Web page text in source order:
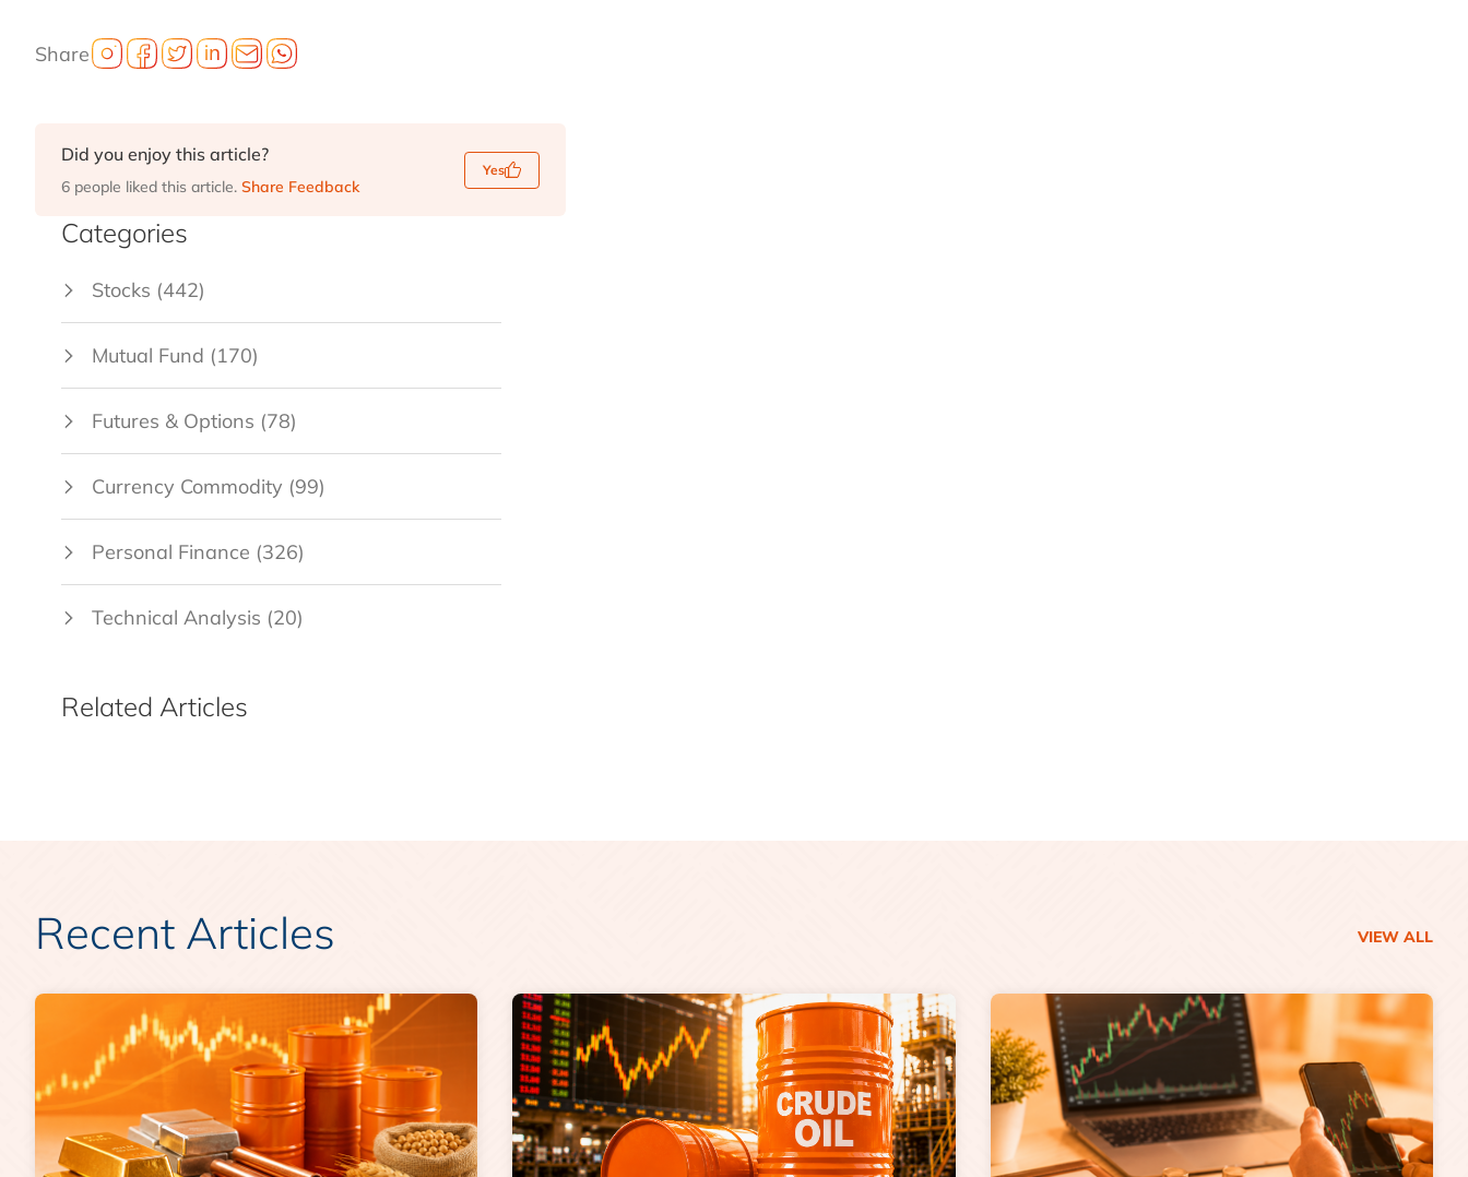
Share
Did you enjoy this article?
6 people liked this article. Share Feedback
Yes
Categories
Stocks (442)
Mutual Fund (170)
Futures & Options (78)
Currency Commodity (99)
Personal Finance (326)
Technical Analysis (20)
Related Articles
Recent Articles VIEW ALL